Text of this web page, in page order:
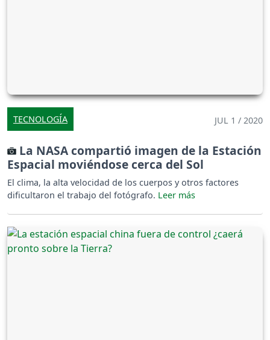
TECNOLOGÍA JUL 1 / 2020
La NASA compartió imagen de la Estación
Espacial moviéndose cerca del Sol
El clima, la alta velocidad de los cuerpos y otros factores
dificultaron el trabajo del fotógrafo.